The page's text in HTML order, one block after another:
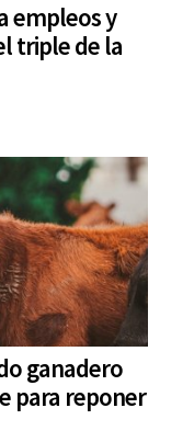
empleos y
triple de la
ganadero
para reponer